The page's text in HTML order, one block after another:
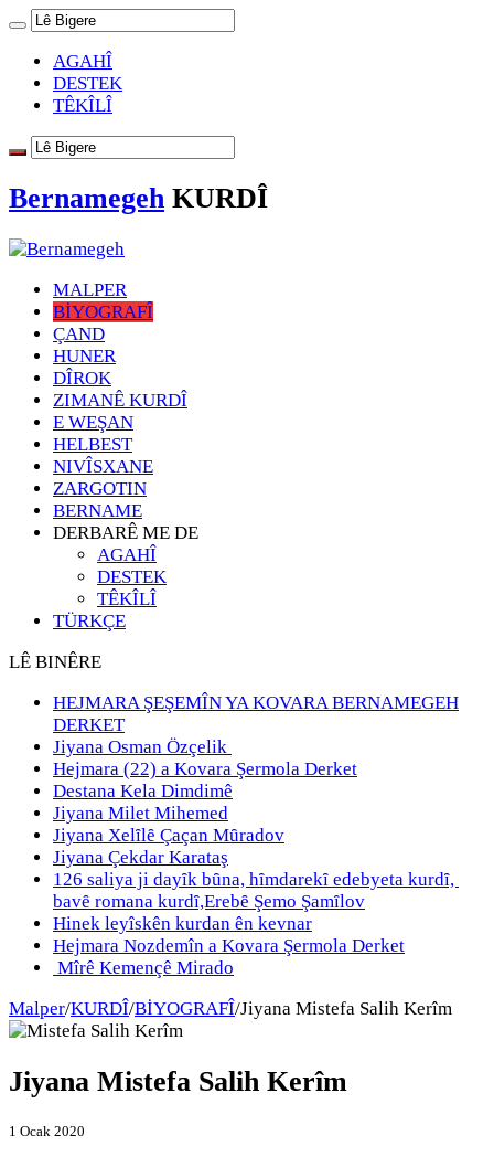
AGAHÎ
DESTEK
TÊKÎLÎ
Bernamegeh KURDÎ
MALPER
BİYOGRAFÎ
ÇAND
HUNER
DÎROK
ZIMANÊ KURDÎ
E WEŞAN
HELBEST
NIVÎSXANE
ZARGOTIN
BERNAME
DERBARÊ ME DE
AGAHÎ
DESTEK
TÊKÎLÎ
TÜRKÇE
LÊ BINÊRE
HEJMARA ŞEŞEMÎN YA KOVARA BERNAMEGEH
DERKET
Jiyana Osman Özçelik
Hejmara (22) a Kovara Şermola Derket
Destana Kela Dimdimê
Jiyana Milet Mihemed
Jiyana Xelȋlȇ Çaçan Mȗradov
Jiyana Çekdar Karataş
126 saliya ji dayȋk bȗna, hȋmdarekȋ edebyeta kurdȋ,
bavȇ romana kurdȋ,Erebȇ Şemo Şamȋlov
Hinek leyîskên kurdan ên kevnar
Hejmara Nozdemîn a Kovara Şermola Derket
Mîrê Kemençê Mirado
Malper/KURDÎ/BİYOGRAFÎ/Jiyana Mistefa Salih Kerîm
Jiyana Mistefa Salih Kerîm
1 Ocak 2020